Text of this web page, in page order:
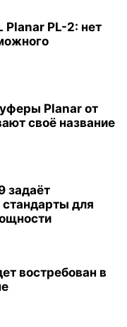
Planar PL-2: нет
Planar от
своё название
задаёт
для
востребован в